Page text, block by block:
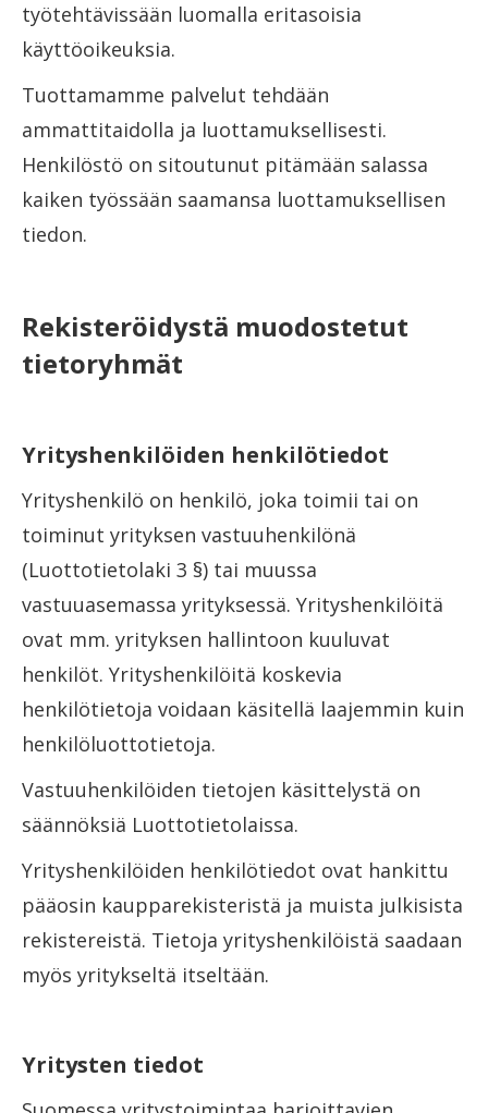
työtehtävissään luomalla eritasoisia
käyttöoikeuksia.
Tuottamamme palvelut tehdään
ammattitaidolla ja luottamuksellisesti.
Henkilöstö on sitoutunut pitämään salassa
kaiken työssään saamansa luottamuksellisen
tiedon.
Rekisteröidystä muodostetut
tietoryhmät
Yrityshenkilöiden henkilötiedot
Yrityshenkilö on henkilö, joka toimii tai on
toiminut yrityksen vastuuhenkilönä
(Luottotietolaki 3 §) tai muussa
vastuuasemassa yrityksessä. Yrityshenkilöitä
ovat mm. yrityksen hallintoon kuuluvat
henkilöt. Yrityshenkilöitä koskevia
henkilötietoja voidaan käsitellä laajemmin kuin
henkilöluottotietoja.
Vastuuhenkilöiden tietojen käsittelystä on
säännöksiä Luottotietolaissa.
Yrityshenkilöiden henkilötiedot ovat hankittu
pääosin kaupparekisteristä ja muista julkisista
rekistereistä. Tietoja yrityshenkilöistä saadaan
myös yritykseltä itseltään.
Yritysten tiedot